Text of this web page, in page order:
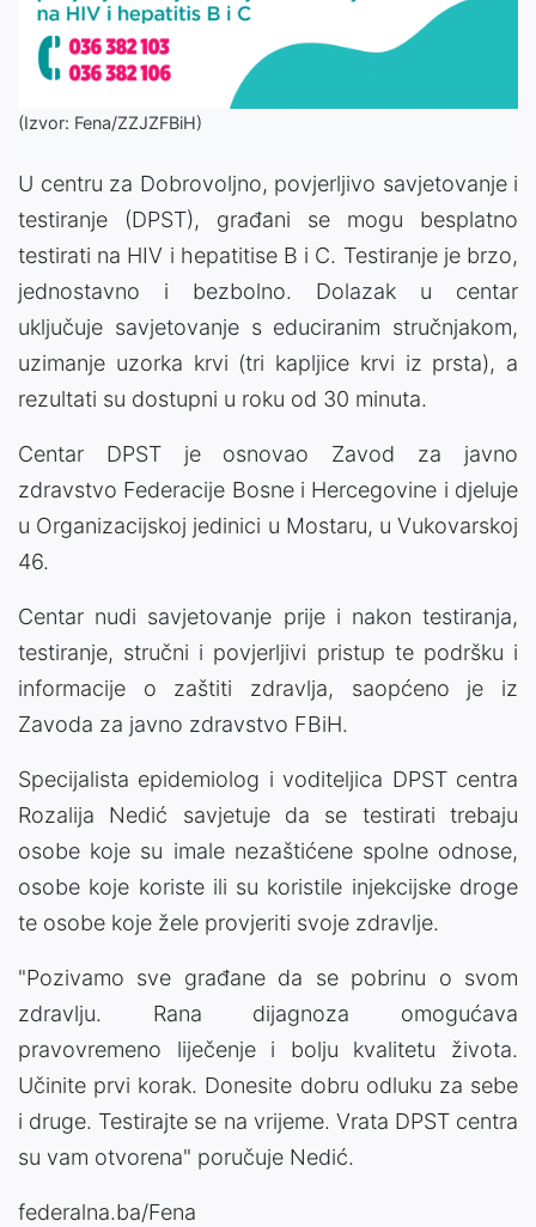
(Izvor: Fena/ZZJZFBiH)
U centru za Dobrovoljno, povjerljivo savjetovanje i
testiranje (DPST), građani se mogu besplatno
testirati na HIV i hepatitise B i C. Testiranje je brzo,
jednostavno i bezbolno. Dolazak u centar
uključuje savjetovanje s educiranim stručnjakom,
uzimanje uzorka krvi (tri kapljice krvi iz prsta), a
rezultati su dostupni u roku od 30 minuta.
Centar DPST je osnovao Zavod za javno
zdravstvo Federacije Bosne i Hercegovine i djeluje
u Organizacijskoj jedinici u Mostaru, u Vukovarskoj
46.
Centar nudi savjetovanje prije i nakon testiranja,
testiranje, stručni i povjerljivi pristup te podršku i
informacije o zaštiti zdravlja, saopćeno je iz
Zavoda za javno zdravstvo FBiH.
Specijalista epidemiolog i voditeljica DPST centra
Rozalija Nedić savjetuje da se testirati trebaju
osobe koje su imale nezaštićene spolne odnose,
osobe koje koriste ili su koristile injekcijske droge
te osobe koje žele provjeriti svoje zdravlje.
"Pozivamo sve građane da se pobrinu o svom
zdravlju. Rana dijagnoza omogućava
pravovremeno liječenje i bolju kvalitetu života.
Učinite prvi korak. Donesite dobru odluku za sebe
i druge. Testirajte se na vrijeme. Vrata DPST centra
su vam otvorena" poručuje Nedić.
federalna.ba/Fena